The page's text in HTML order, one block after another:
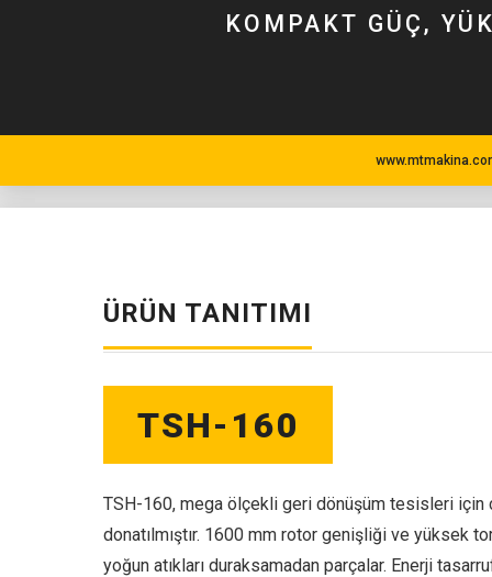
KOMPAKT GÜÇ,
ÜRÜN TANITIMI
TSH-160
TSH-160, mega ölçekli geri dönüşüm tesisleri
donatılmıştır. 1600 mm rotor genişliği ve yüksek
yoğun atıkları duraksamadan parçalar. Enerji